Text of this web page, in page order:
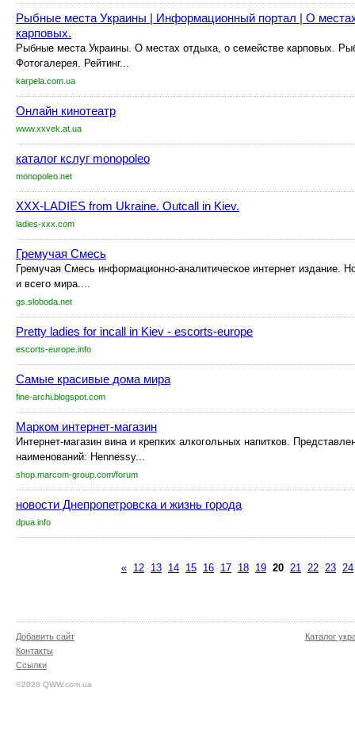
Рыбные места Украины | Информационный портал | О
карповых.
Рыбные места Украины. О местах отдыха, о семействе карповых.
Фотогалерея. Рейтинг...
karpela.com.ua
Онлайн кинотеатр
www.xxvek.at.ua
каталог кслуг monopoleo
monopoleo.net
XXX-LADIES from Ukraine. Outcall in Kiev.
ladies-xxx.com
Гремучая Смесь
Гремучая Смесь информационно-аналитическое интернет издание.
и всего мира....
gs.sloboda.net
Pretty ladies for incall in Kiev - escorts-europe
escorts-europe.info
Самые красивые дома мира
fine-archi.blogspot.com
Марком интернет-магазин
Интернет-магазин вина и крепких алкогольных напитков.
наименований: Hennessy...
shop.marcom-group.com/forum
новости Днепропетровска и жизнь города
dpua.info
« 12 13 14 15 16 17 18 19 20 21 22 23 24
Добавить сайт
Контакты
Ссылки
©2026 QWW.com.ua
Каталог